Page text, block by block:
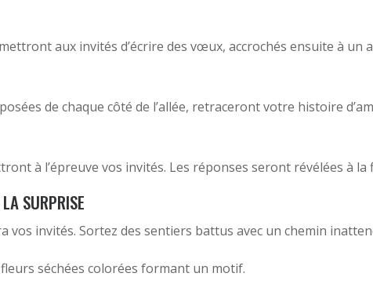
aux invités d’écrire des vœux, accrochés ensuite à
de chaque côté de l’allée, retraceront votre histoire
à l’épreuve vos invités. Les réponses seront révélées à
SURPRISE
vos invités. Sortez des sentiers battus avec un chemin
séchées colorées formant un motif.